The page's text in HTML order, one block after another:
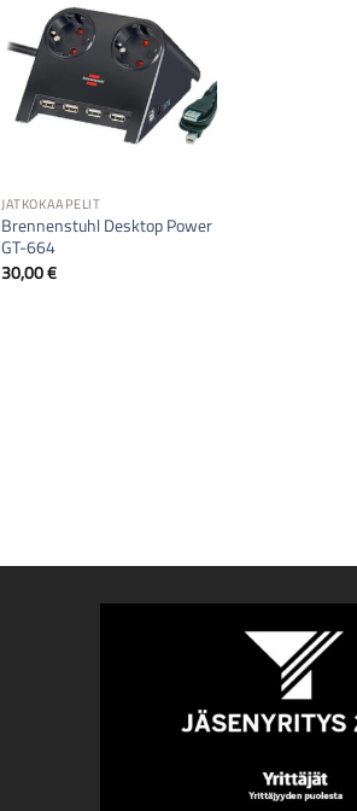
JATKOKAAPELIT
Brennenstuhl Desktop Power
GT-664
30,00€